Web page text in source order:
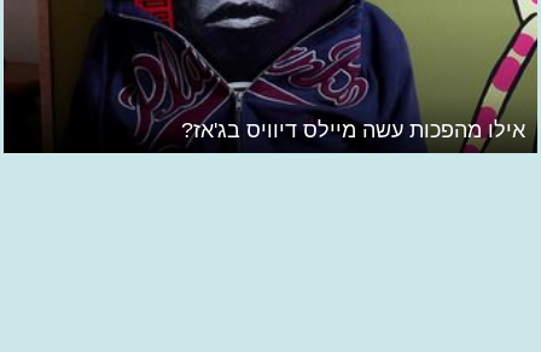
אילו מהפכות עשה מיילס דיוויס בג'אז?